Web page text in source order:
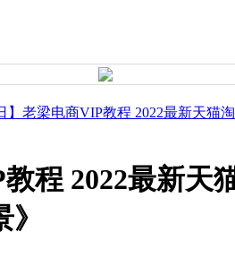
】老梁电商VIP教程 2022最新天猫
教程 2022最新